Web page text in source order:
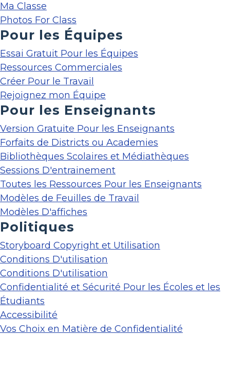
Ma Classe
Photos For Class
Pour les Équipes
Essai Gratuit Pour les Équipes
Ressources Commerciales
Créer Pour le Travail
Rejoignez mon Équipe
Pour les Enseignants
Version Gratuite Pour les Enseignants
Forfaits de Districts ou Academies
Bibliothèques Scolaires et Médiathèques
Sessions D'entrainement
Toutes les Ressources Pour les Enseignants
Modèles de Feuilles de Travail
Modèles D'affiches
Politiques
Storyboard Copyright et Utilisation
Conditions D'utilisation
Conditions D'utilisation
Confidentialité et Sécurité Pour les Écoles et les
Étudiants
Accessibilité
Vos Choix en Matière de Confidentialité